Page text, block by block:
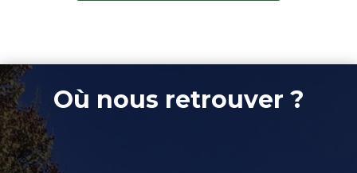
Où nous retrouver ?